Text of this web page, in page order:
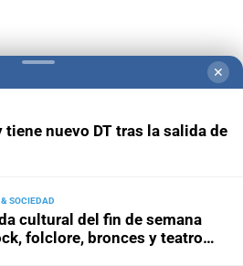
✕
tiene nuevo DT tras la salida de
SOCIEDAD
cultural del fin de semana
folclore, bronces y teatro